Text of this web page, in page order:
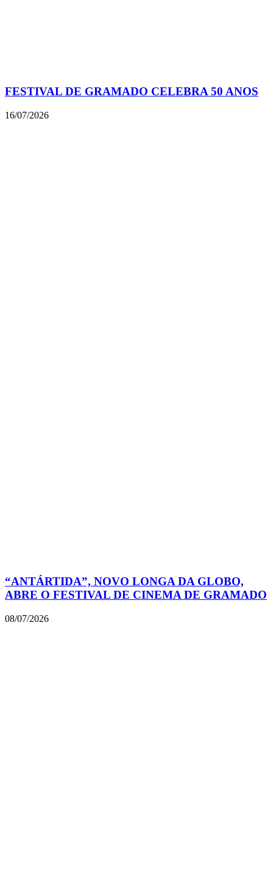
FESTIVAL DE GRAMADO CELEBRA 50 ANOS
16/07/2026
“ANTÁRTIDA”, NOVO LONGA DA GLOBO,
ABRE O FESTIVAL DE CINEMA DE GRAMADO
08/07/2026